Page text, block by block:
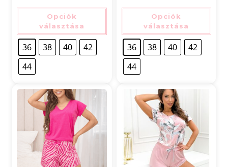
Opciók
választása
36 38 40
42
44
Opciók
választása
36 38 40
42
44